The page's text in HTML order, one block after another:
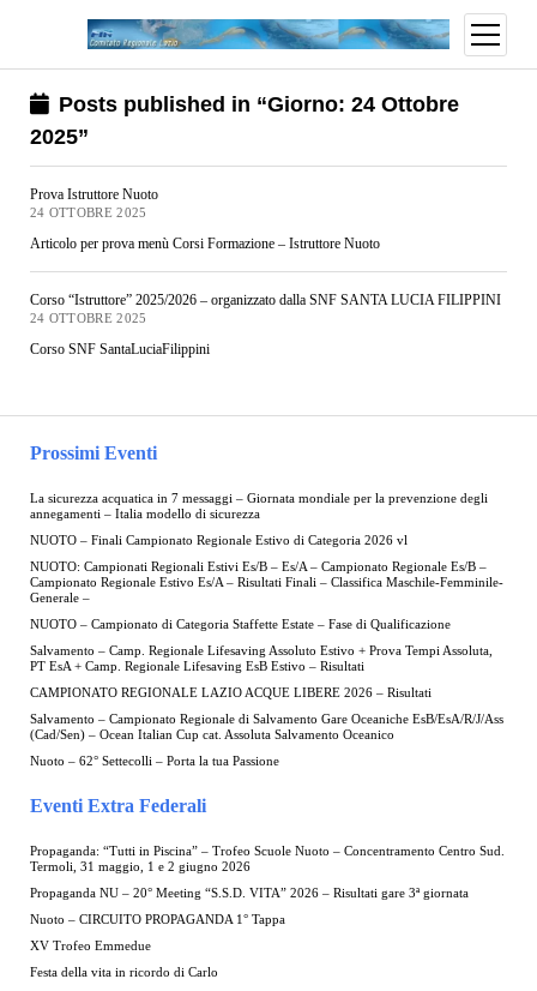
Prossimi Eventi
La sicurezza acquatica in 7 messaggi – Giornata mondiale per la prevenzione degli
annegamenti – Italia modello di sicurezza
NUOTO – Finali Campionato Regionale Estivo di Categoria 2026 vl
NUOTO: Campionati Regionali Estivi Es/B – Es/A – Campionato Regionale Es/B –
Campionato Regionale Estivo Es/A – Risultati Finali – Classifica Maschile-Femminile-
Generale –
NUOTO – Campionato di Categoria Staffette Estate – Fase di Qualificazione
Salvamento – Camp. Regionale Lifesaving Assoluto Estivo + Prova Tempi Assoluta,
PT EsA + Camp. Regionale Lifesaving EsB Estivo – Risultati
CAMPIONATO REGIONALE LAZIO ACQUE LIBERE 2026 – Risultati
Salvamento – Campionato Regionale di Salvamento Gare Oceaniche EsB/EsA/R/J/Ass
(Cad/Sen) – Ocean Italian Cup cat. Assoluta Salvamento Oceanico
Nuoto – 62° Settecolli – Porta la tua Passione
Eventi Extra Federali
Propaganda: “Tutti in Piscina” – Trofeo Scuole Nuoto – Concentramento Centro Sud.
Termoli, 31 maggio, 1 e 2 giugno 2026
Propaganda NU – 20° Meeting “S.S.D. VITA” 2026 – Risultati gare 3ª giornata
Nuoto – CIRCUITO PROPAGANDA 1° Tappa
XV Trofeo Emmedue
Festa della vita in ricordo di Carlo
Posts published in “Giorno: 24 Ottobre
2025”
Prova Istruttore Nuoto
24 OTTOBRE 2025
Articolo per prova menù Corsi Formazione – Istruttore Nuoto
Corso “Istruttore” 2025/2026 – organizzato dalla SNF SANTA LUCIA FILIPPINI
24 OTTOBRE 2025
Corso SNF SantaLuciaFilippini